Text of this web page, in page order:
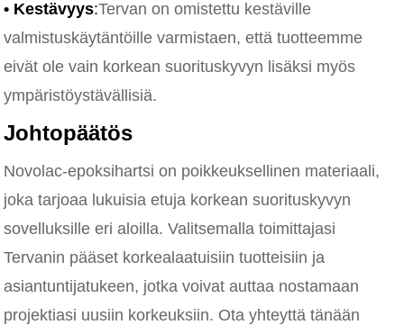
• Kestävyys:Tervan on omistettu kestäville
valmistuskäytäntöille varmistaen, että tuotteemme
eivät ole vain korkean suorituskyvyn lisäksi myös
ympäristöystävällisiä.
Johtopäätös
Novolac-epoksihartsi on poikkeuksellinen materiaali,
joka tarjoaa lukuisia etuja korkean suorituskyvyn
sovelluksille eri aloilla. Valitsemalla toimittajasi
Tervanin pääset korkealaatuisiin tuotteisiin ja
asiantuntijatukeen, jotka voivat auttaa nostamaan
projektiasi uusiin korkeuksiin. Ota yhteyttä tänään